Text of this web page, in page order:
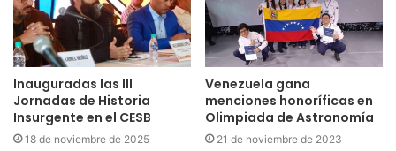
Inauguradas las III
Jornadas de Historia
Insurgente en el CESB
18 de noviembre de 2025
Venezuela gana
menciones honoríficas en
Olimpiada de Astronomía
21 de noviembre de 2023